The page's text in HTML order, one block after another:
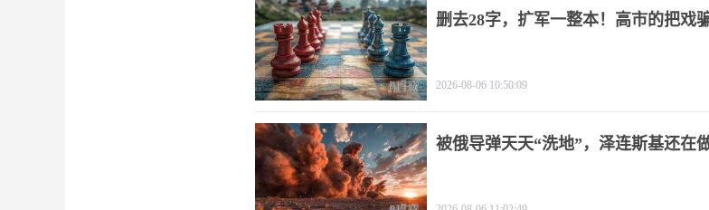
删去28字，扩军一整本！高市的把戏
2026-08-06 10:50:09
被俄导弹天天“洗地”，泽连斯基还在